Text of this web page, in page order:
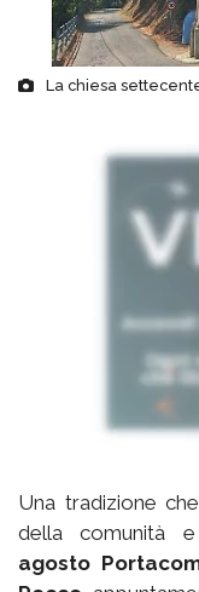
La chiesa
Una tradizione
della comunità
agosto